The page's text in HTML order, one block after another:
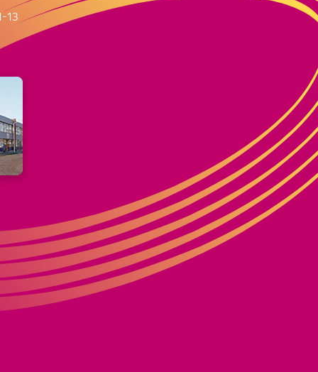
13